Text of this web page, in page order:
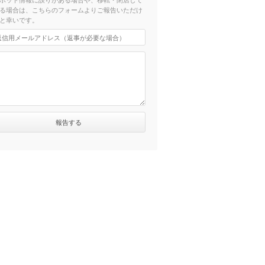
場合は、こちらのフォームよりご報告いただけ
幸いです。